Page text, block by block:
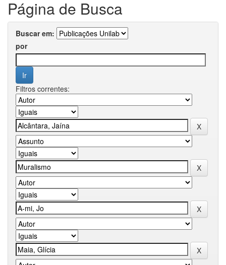
Página de Busca
Buscar em:
por
Filtros correntes: